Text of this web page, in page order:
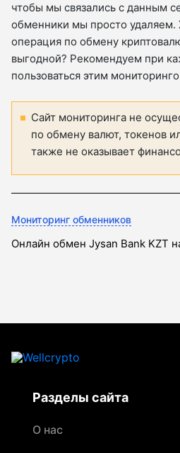
чтобы мы связались с данным
обменники мы просто удаляем.
операция по обмену
выгодной? Рекомендуем при
пользоваться этим
Сайт мониторинга не
по обмену валют, токенов
также не оказывает
Мониторинг обменников
Онлайн обмен Jysan Bank KZT
Разделы сайта
О нас